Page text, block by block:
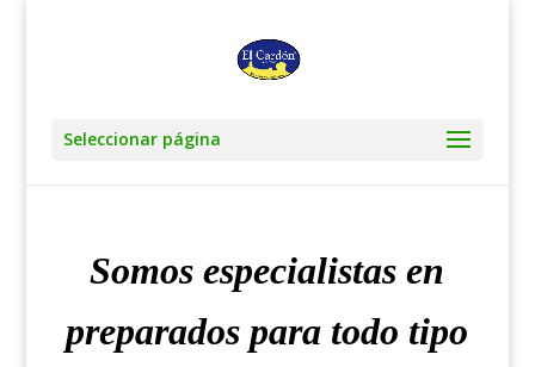
Seleccionar página
Somos especialistas en
preparados para todo tipo